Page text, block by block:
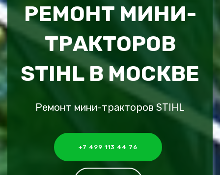
РЕМОНТ МИНИ-
ТРАКТОРОВ
STIHL В МОСКВЕ
Ремонт мини-тракторов STIHL
+7 499 113 44 76